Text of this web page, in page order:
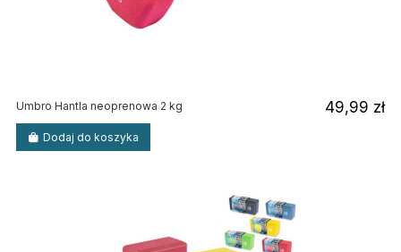
Umbro Hantla neoprenowa 2 kg 49,99 zł
Dodaj do koszyka